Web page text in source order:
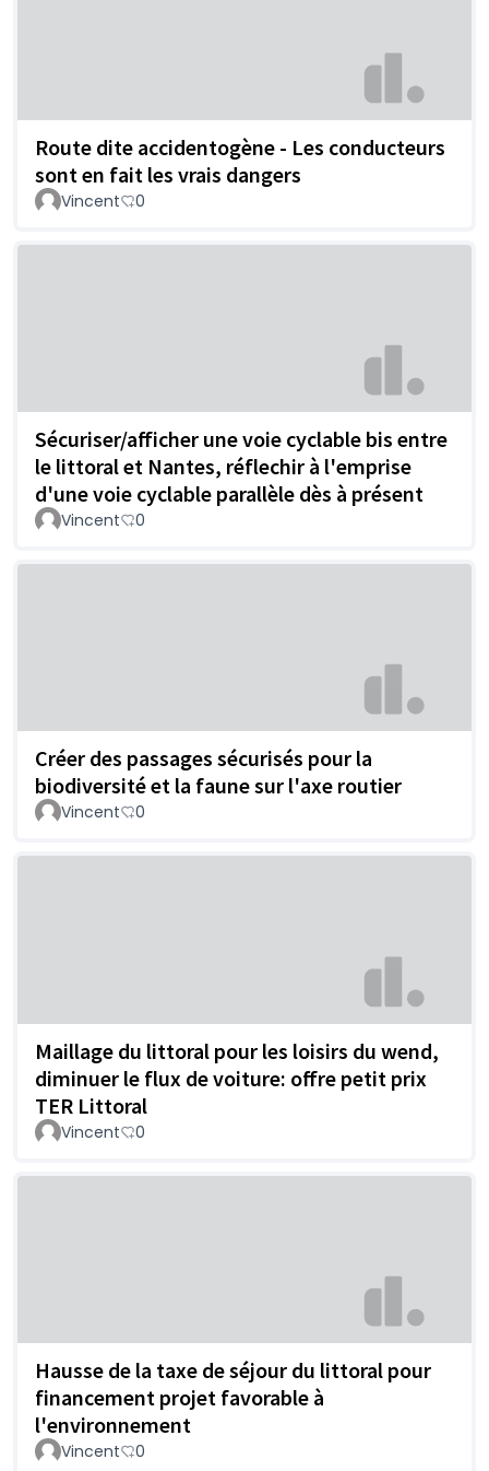
Route dite accidentogène - Les conducteurs
sont en fait les vrais dangers
Vincent 0
Sécuriser/afficher une voie cyclable bis entre
le littoral et Nantes, réflechir à l'emprise
d'une voie cyclable parallèle dès à présent
Vincent 0
Créer des passages sécurisés pour la
biodiversité et la faune sur l'axe routier
Vincent 0
Maillage du littoral pour les loisirs du wend,
diminuer le flux de voiture: offre petit prix
TER Littoral
Vincent 0
Hausse de la taxe de séjour du littoral pour
financement projet favorable à
l'environnement
Vincent 0